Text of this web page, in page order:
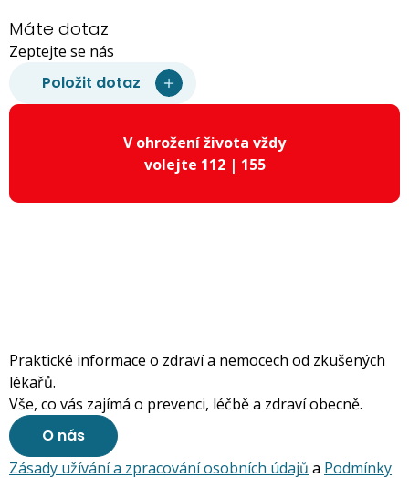
Máte dotaz
Zeptejte se nás
Položit dotaz
V ohrožení života vždy
volejte 112 | 155
Praktické informace o zdraví a nemocech od zkušených
lékařů.
Vše, co vás zajímá o prevenci, léčbě a zdraví obecně.
O nás
Zásady užívání a zpracování osobních údajů a Podmínky